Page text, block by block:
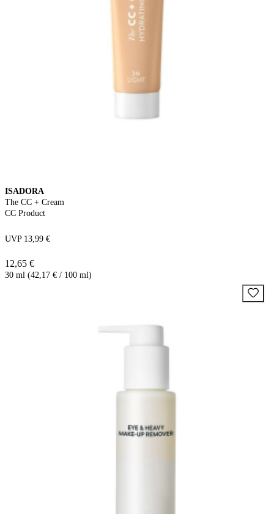
ISADORA
The CC + Cream
CC Product
UVP 13,99 €
12,65 €
30 ml (42,17 € / 100 ml)